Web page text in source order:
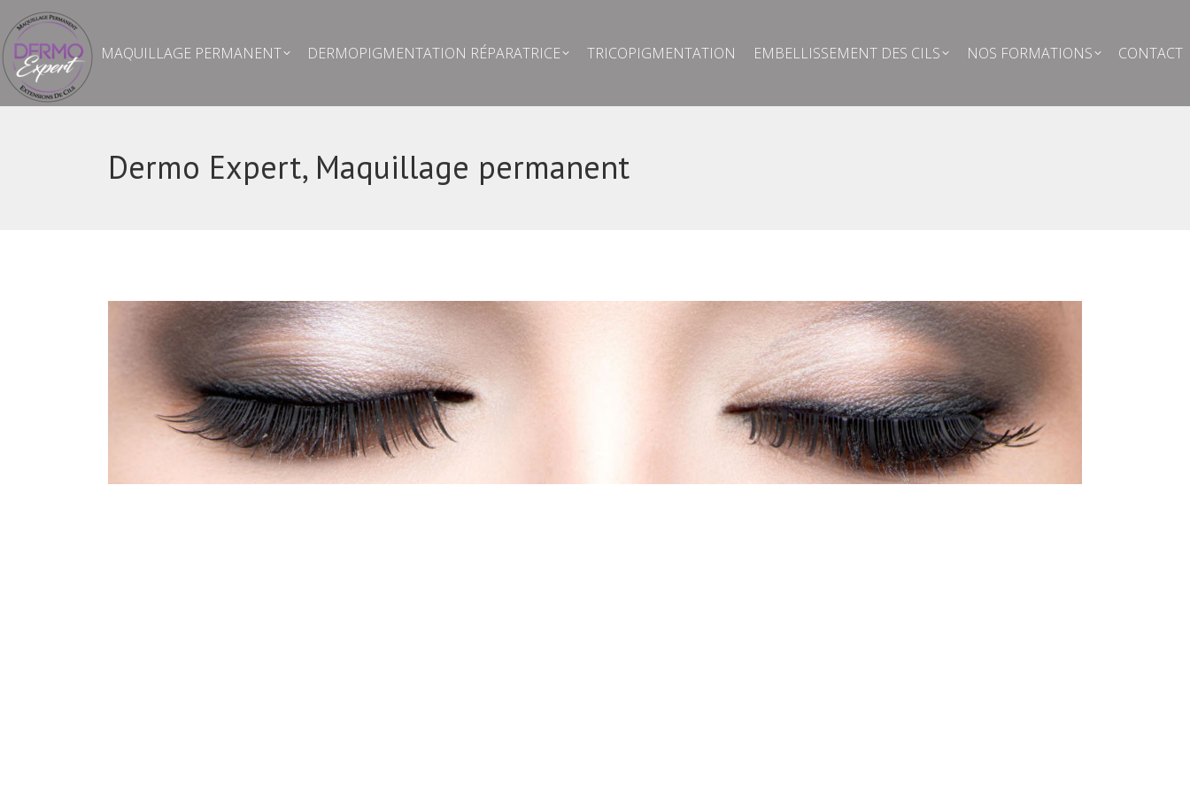
MAQUILLAGE PERMANENT DERMOPIGMENTATION RÉPARATRICE TRICOPIGMENTATION EMBELLISSEMENT DES CILS NOS FORMATIONS CONTACT
Dermo Expert, Maquillage permanent
MAQUILLAGE PERMANENT DERMOPIGMENTATION RÉPARATRICE TRICOPIGMENTATION EMBELLISSEMENT DES CILS NOS FORMATIONS CONTACT